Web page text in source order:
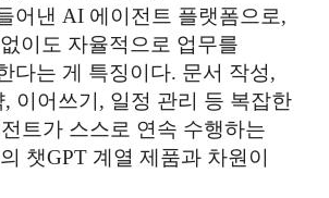
contact@thinkforbl.com
+82-2-562-6545
love technology, but not as much as
어낸 AI 에이전트 플랫폼으로,
이도 자율적으로 업무를
다는 게 특징이다. 문서 작성,
이어쓰기, 일정 관리 등 복잡한
트가 스스로 연속 수행하는
챗GPT 계열 제품과 차원이